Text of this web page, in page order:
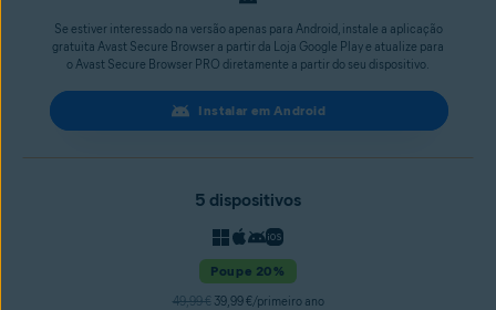
Se estiver interessado na versão apenas para Android, instale a aplicação
gratuita Avast Secure Browser a partir da Loja Google Play e atualize para
o Avast Secure Browser PRO diretamente a partir do seu dispositivo.
Instalar em Android
5 dispositivos
Poupe 20%
49,99 € 39,99 €/primeiro ano